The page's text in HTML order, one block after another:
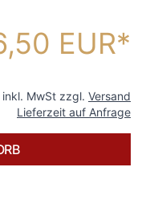
EUR
inkl. MwSt zzgl. Versand
Lieferzeit auf Anfrage